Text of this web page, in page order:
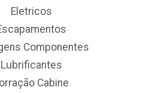
Eletricos
Componentes
Lubrificantes
Cabine